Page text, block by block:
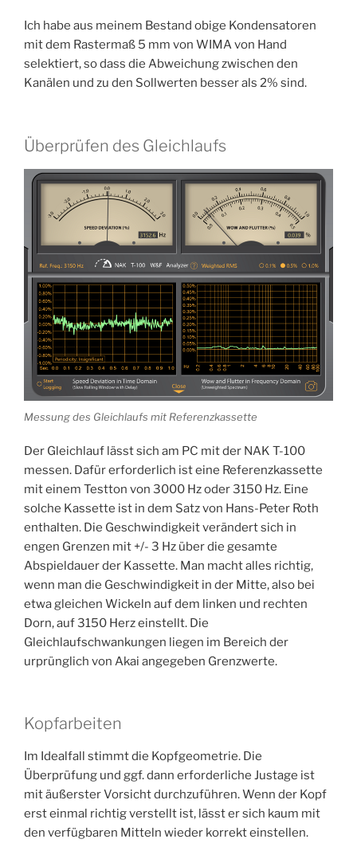
Ich habe aus meinem Bestand obige Kondensatoren
mit dem Rastermaß 5 mm von WIMA von Hand
selektiert, so dass die Abweichung zwischen den
Kanälen und zu den Sollwerten besser als 2% sind.
Überprüfen des Gleichlaufs
Messung des Gleichlaufs mit Referenzkassette
Der Gleichlauf lässt sich am PC mit der NAK T-100
messen. Dafür erforderlich ist eine Referenzkassette
mit einem Testton von 3000 Hz oder 3150 Hz. Eine
solche Kassette ist in dem Satz von Hans-Peter Roth
enthalten. Die Geschwindigkeit verändert sich in
engen Grenzen mit +/- 3 Hz über die gesamte
Abspieldauer der Kassette. Man macht alles richtig,
wenn man die Geschwindigkeit in der Mitte, also bei
etwa gleichen Wickeln auf dem linken und rechten
Dorn, auf 3150 Herz einstellt. Die
Gleichlaufschwankungen liegen im Bereich der
urprünglich von Akai angegeben Grenzwerte.
Kopfarbeiten
Im Idealfall stimmt die Kopfgeometrie. Die
Überprüfung und ggf. dann erforderliche Justage ist
mit äußerster Vorsicht durchzuführen. Wenn der Kopf
erst einmal richtig verstellt ist, lässt er sich kaum mit
den verfügbaren Mitteln wieder korrekt einstellen.